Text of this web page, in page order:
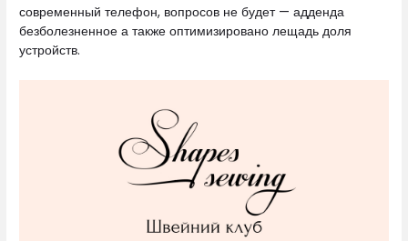
современный телефон, вопросов не будет — адденда
безболезненное а также оптимизировано лещадь доля
устройств.